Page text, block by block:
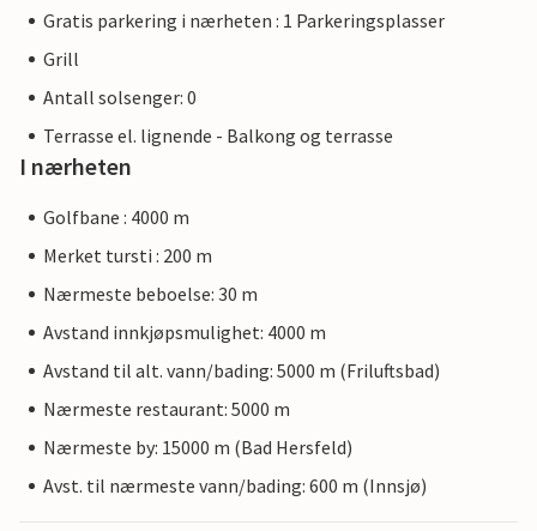
Gratis parkering i nærheten : 1 Parkeringsplasser
Grill
Antall solsenger: 0
Terrasse el. lignende - Balkong og terrasse
I nærheten
Golfbane : 4000 m
Merket tursti : 200 m
Nærmeste beboelse: 30 m
Avstand innkjøpsmulighet: 4000 m
Avstand til alt. vann/bading: 5000 m (Friluftsbad)
Nærmeste restaurant: 5000 m
Nærmeste by: 15000 m (Bad Hersfeld)
Avst. til nærmeste vann/bading: 600 m (Innsjø)